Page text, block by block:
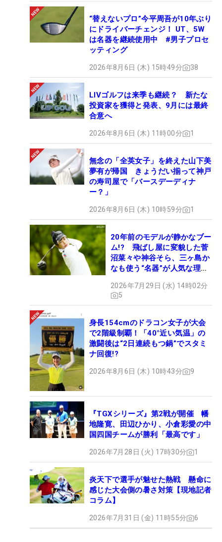
“替えないプロ”今平周吾が10年ぶり
にドライバーチェンジ！ UT、5W
は名器を継続使用中 #男子プロセ
ッティング
2026年8月6日 (木) 15時49分 38
LIVゴルフは来季も継続？ 新たな
投資家を獲得と発表、9月には最終
合意へ
2026年8月6日 (木) 11時00分 1
無念の「全英女子」を終えた山下美
夢有が帰国 きょうだい揃って神戸
の寿司屋で「バースデーディナ
ー？」
2026年8月6日 (木) 10時59分 1
20年前のモデルが静かなブー
ム!? 飛ばし屋に変貌した菅
沼菜々や神谷そら、三ヶ島か
なも使う“名器”が人気な理由
ギア”】
2026年7月29日 (水) 14時02分
5
身長154cmのドラコン女子が大会
で2階級制覇！「40°近い気温」の
激闘後は“2日連続もつ鍋”でスタミ
ナ回復!?
2026年8月6日 (木) 10時43分 9
『TGXシリーズ』第2戦が開催 幡
地隆寛、田辺ひかり、小倉彩愛の中
国四国チームが勝利「最高です」
2026年7月28日 (火) 17時30分 1
炎天下で選手が魅せた熱戦 懸命に
感じた大会側の暑さ対策【現地記者
コラム】
2026年7月31日 (金) 11時55分 6